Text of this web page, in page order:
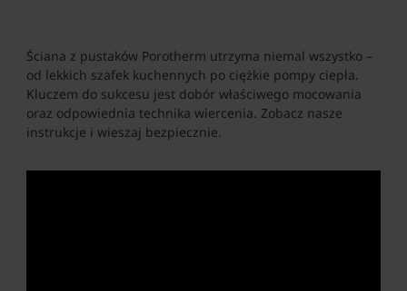
Ściana z pustaków Porotherm utrzyma niemal wszystko –
od lekkich szafek kuchennych po ciężkie pompy ciepła.
Kluczem do sukcesu jest dobór właściwego mocowania
oraz odpowiednia technika wiercenia. Zobacz nasze
instrukcje i wieszaj bezpiecznie.